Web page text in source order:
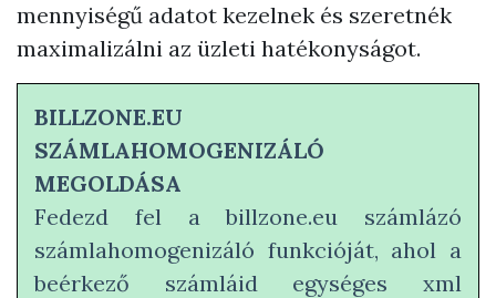
mennyiségű adatot kezelnek és szeretnék
maximalizálni az üzleti hatékonyságot.
BILLZONE.EU
SZÁMLAHOMOGENIZÁLÓ
MEGOLDÁSA
Fedezd fel a billzone.eu számlázó
számlahomogenizáló funkcióját, ahol a
beérkező számláid egységes xml